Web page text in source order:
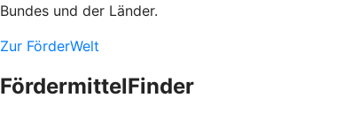
Bundes und der Länder.
Zur FörderWelt
FördermittelFinder